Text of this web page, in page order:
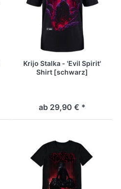
Krijo Stalka - 'Evil Spirit'
Shirt [schwarz]
ab 29,90 € *